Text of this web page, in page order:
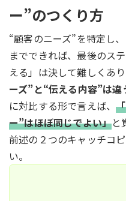
ー”のつくり方
“顧客のニーズ”を特定し
までできれば、最後のス
える」は決して難しくあ
ーズ”と“伝える内容”は違
に対比する形で言えば、
ー”はほぼ同じでよい」と
前述の２つのキャッチコ
い。